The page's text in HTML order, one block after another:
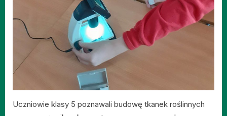
Uczniowie klasy 5 poznawali budowę tkanek roślinnych